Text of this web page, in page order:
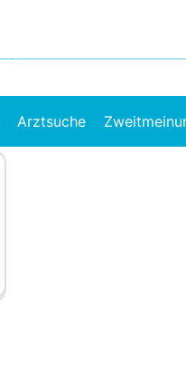
Arztsuche